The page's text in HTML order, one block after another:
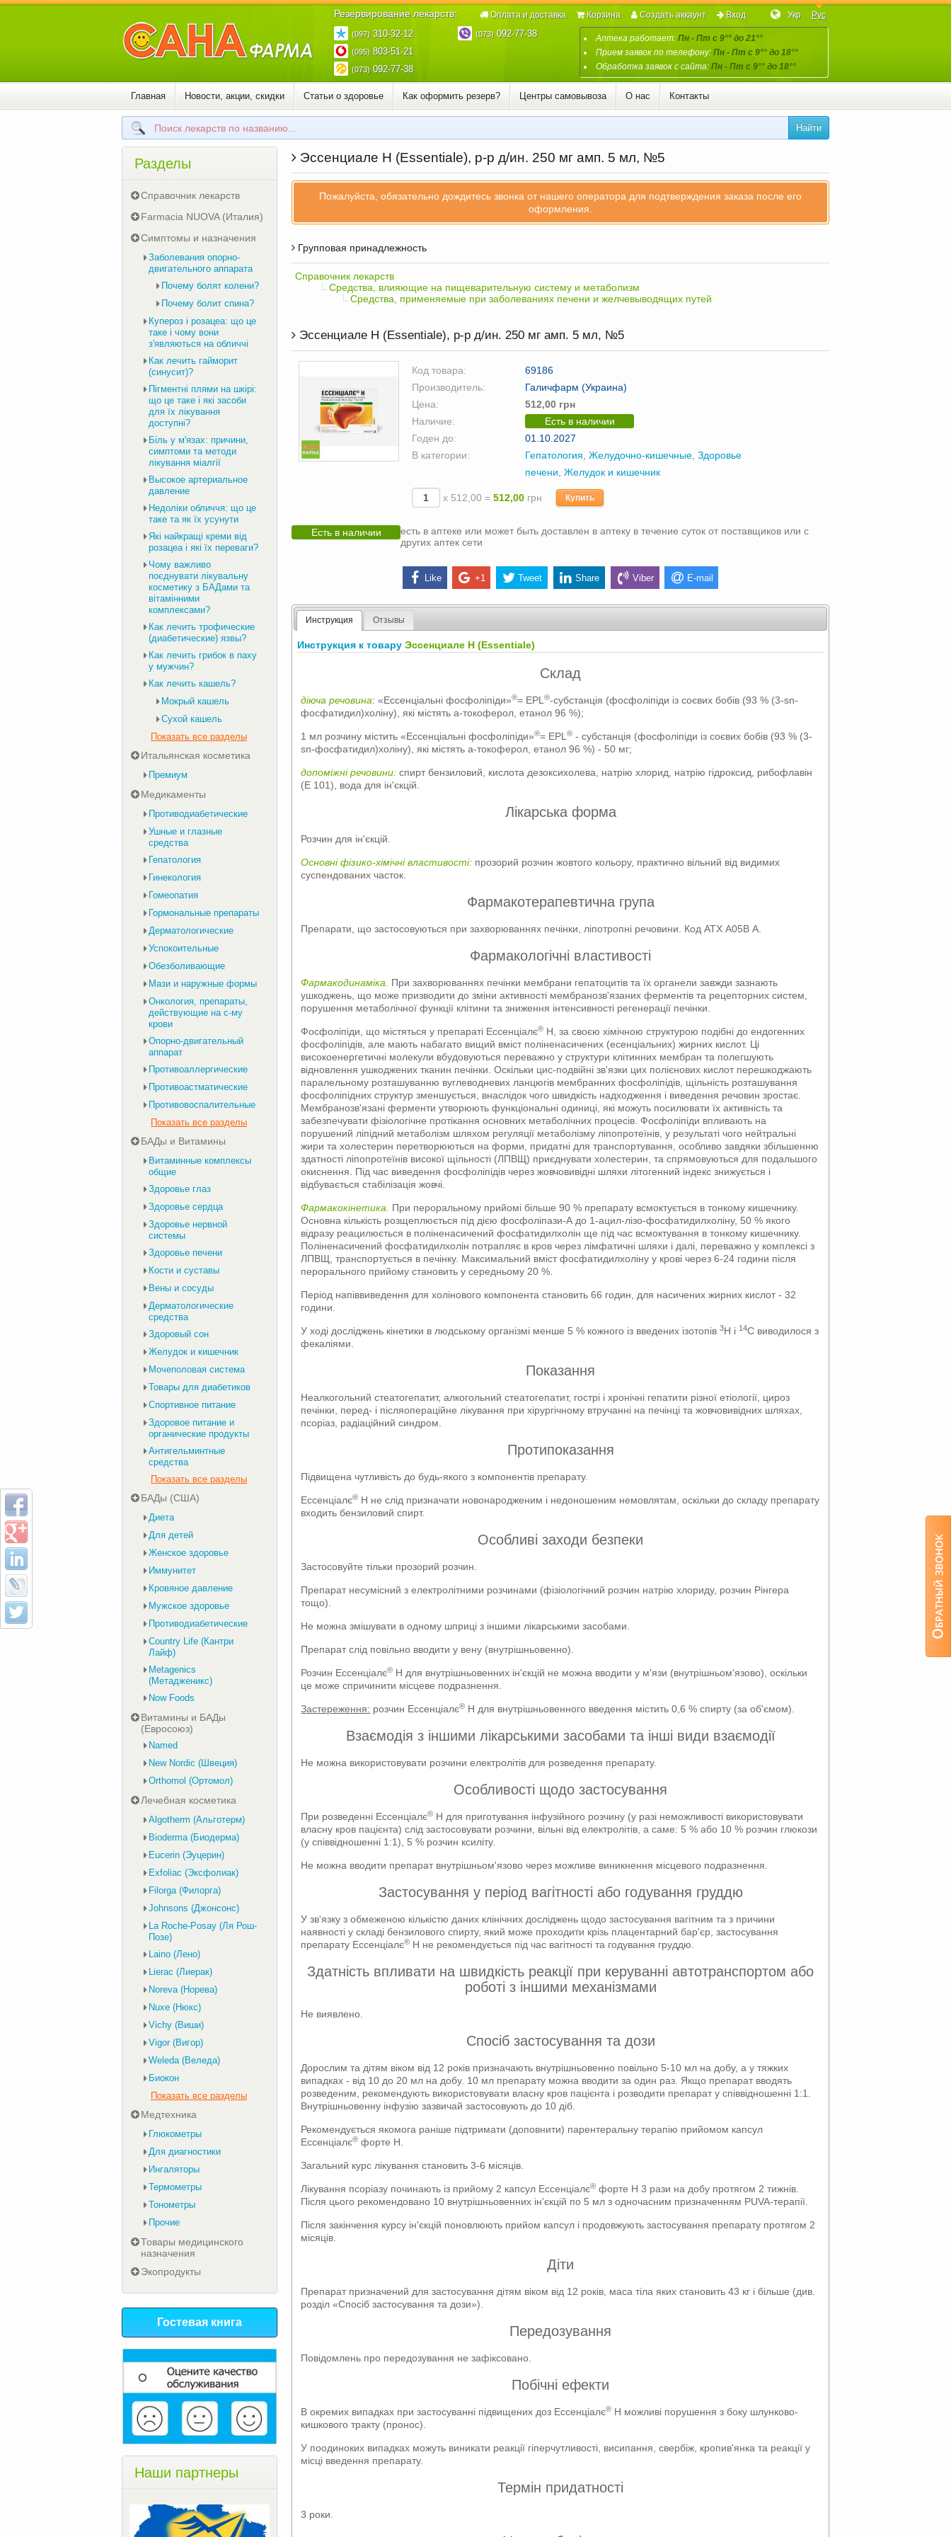
Резервирование лекарств:
(097)310-32-12
(095)803-51-21
(073)092-77-38
(073)092-77-38 Аптека работает:Пн - Пт с 9°° до 21°°
Прием заявок по телефону:Пн - Пт с 9°° до 18°°
Обработка заявок с сайта:Пн - Пт с 9°° до 18°°
Укр Рус
Оплата и доставка Корзина Создать аккаунт Вход
Главная Новости, акции, скидки Статьи о здоровье Как оформить резерв? Центры самовывоза О нас Контакты
Найти
Эссенциале Н (Essentiale), р-р д/ин. 250 мг амп. 5 мл, №5
Пожалуйста, обязательно дождитесь звонка от нашего оператора для подтверждения заказа после его
оформления.
Групповая принадлежность
Справочник лекарств
Средства, влияющие на пищеварительную систему и метаболизм
Средства, применяемые при заболеваниях печени и желчевыводящих путей
Эссенциале Н (Essentiale), р-р д/ин. 250 мг амп. 5 мл, №5
Код товара:
69186
Производитель:
Галичфарм (Украина)
Цена:
512,00 грн
Наличие:
Есть в наличии
Годен до:
01.10.2027
В категории:
Гепатология Желудочно-кишечные Здоровье
печени Желудок и кишечник
х 512,00 = 512,00 грн Купить
Есть в наличии
есть в аптеке или может быть доставлен в аптеку в течение суток от поставщиков или с
других аптек сети
Like +1 Tweet Share Viber E-mail
Инструкция Отзывы
Инструкция к товаруЭссенциале Н (Essentiale)
Склад
діюча речовина: «Ессенціальні фосфоліпіди»®= EPL®-субстанція (фосфоліпіди із соєвих бобів (93 % (3-sn-
фосфатидил)холіну), які містять a-токоферол, етанол 96 %);
1 мл розчину містить «Ессенціальні фосфоліпіди»®= EPL® - субстанція (фосфоліпіди із соєвих бобів (93 % (3-
sn-фосфатидил)холіну), які містять a-токоферол, етанол 96 %) - 50 мг;
допоміжні речовини: спирт бензиловий, кислота дезоксихолева, натрію хлорид, натрію гідроксид, рибофлавін
(Е 101), вода для ін'єкцій.
Лікарська форма
Розчин для ін'єкцій.
Основні фізико-хімічні властивості: прозорий розчин жовтого кольору, практично вільний від видимих
суспендованих часток.
Фармакотерапевтична група
Препарати, що застосовуються при захворюваннях печінки, ліпотропні речовини. Код АТХ А05В А.
Фармакологічні властивості
Фармакодинаміка.
При захворюваннях печінки мембрани гепатоцитів та їх органели завжди зазнають
ушкоджень, що може призводити до зміни активності мембранозв'язаних ферментів та рецепторних систем,
порушення метаболічної функції клітини та зниження інтенсивності регенерації печінки.
Фосфоліпіди, що містяться у препараті Ессенціалє® Н, за своєю хімічною структурою подібні до ендогенних
фосфоліпідів, але мають набагато вищий вміст поліненасичених (есенціальних) жирних кислот. Ці
високоенергетичні молекули вбудовуються переважно у структури клітинних мембран та полегшують
відновлення ушкоджених тканин печінки. Оскільки цис-подвійні зв'язки цих полієнових кислот перешкоджають
паралельному розташуванню вуглеводневих ланцюгів мембранних фосфоліпідів, щільність розташування
фосфоліпідних структур зменшується, внаслідок чого швидкість надходження і виведення речовин зростає.
Мембранозв'язані ферменти утворюють функціональні одиниці, які можуть посилювати їх активність та
забезпечувати фізіологічне протікання основних метаболічних процесів. Фосфоліпіди впливають на
порушений ліпідний метаболізм шляхом регуляції метаболізму ліпопротеїнів, у результаті чого нейтральні
жири та холестерин перетворюються на форми, придатні для транспортування, особливо завдяки збільшенню
здатності ліпопротеїнів високої щільності (ЛПВЩ) приєднувати холестерин, та спрямовуються для подальшого
окиснення. Під час виведення фосфоліпідів через жовчовивідні шляхи літогенний індекс знижується і
відбувається стабілізація жовчі.
Фармакокінетика.
При пероральному прийомі більше 90 % препарату всмоктується в тонкому кишечнику.
Основна кількість розщеплюється під дією фосфоліпази-А до 1-ацил-лізо-фосфатидилхоліну, 50 % якого
відразу реацилюється в поліненасичений фосфатидилхолін ще під час всмоктування в тонкому кишечнику.
Поліненасичений фосфатидилхолін потрапляє в кров через лімфатичні шляхи і далі, переважно у комплексі з
ЛПВЩ, транспортується в печінку. Максимальний вміст фосфатидилхоліну у крові через 6-24 години після
перорального прийому становить у середньому 20 %.
Період напіввиведення для холінового компонента становить 66 годин, для насичених жирних кислот - 32
години.
У ході досліджень кінетики в людському організмі менше 5 % кожного із введених ізотопів3Н і 14С виводилося з
фекаліями.
Показання
Неалкогольний стеатогепатит, алкогольний стеатогепатит, гострі і хронічні гепатити різної етіології, цироз
печінки, перед- і післяопераційне лікування при хірургічному втручанні на печінці та жовчовивідних шляхах,
псоріаз, радіаційний синдром.
Протипоказання
Підвищена чутливість до будь-якого з компонентів препарату.
Ессенціалє® Н не слід призначати новонародженим і недоношеним немовлятам, оскільки до складу препарату
входить бензиловий спирт.
Особливі заходи безпеки
Застосовуйте тільки прозорий розчин.
Препарат несумісний з електролітними розчинами (фізіологічний розчин натрію хлориду, розчин Рінгера
тощо).
Не можна змішувати в одному шприці з іншими лікарськими засобами.
Препарат слід повільно вводити у вену (внутрішньовенно).
Розчин Ессенціалє® Н для внутрішньовенних ін'єкцій не можна вводити у м'язи (внутрішньом'язово), оскільки
це може спричинити місцеве подразнення.
Застереження: розчин Ессенціалє® Н для внутрішньовенного введення містить 0,6 % спирту (за об'ємом).
Взаємодія з іншими лікарськими засобами та інші види взаємодії
Не можна використовувати розчини електролітів для розведення препарату.
Особливості щодо застосування
При розведенні Ессенціалє® Н для приготування інфузійного розчину (у разі неможливості використовувати
власну кров пацієнта) слід застосовувати розчини, вільні від електролітів, а саме: 5 % або 10 % розчин глюкози
(у співвідношенні 1:1), 5 % розчин ксиліту.
Не можна вводити препарат внутрішньом'язово через можливе виникнення місцевого подразнення.
Застосування у період вагітності або годування груддю
У зв'язку з обмеженою кількістю даних клінічних досліджень щодо застосування вагітним та з причини
наявності у складі бензилового спирту, який може проходити крізь плацентарний бар'єр, застосування
препарату Ессенціалє® Н не рекомендується під час вагітності та годування груддю.
Здатність впливати на швидкість реакції при керуванні автотранспортом або
роботі з іншими механізмами
Не виявлено.
Спосіб застосування та дози
Дорослим та дітям віком від 12 років призначають внутрішньовенно повільно 5-10 мл на добу, а у тяжких
випадках - від 10 до 20 мл на добу. 10 мл препарату можна вводити за один раз. Якщо препарат вводять
розведеним, рекомендують використовувати власну кров пацієнта і розводити препарат у співвідношенні 1:1.
Внутрішньовенну інфузію зазвичай застосовують до 10 діб.
Рекомендується якомога раніше підтримати (доповнити) парентеральну терапію прийомом капсул
Ессенціалє® форте Н.
Загальний курс лікування становить 3-6 місяців.
Лікування псоріазу починають із прийому 2 капсул Ессенціалє® форте Н 3 рази на добу протягом 2 тижнів.
Після цього рекомендовано 10 внутрішньовенних ін'єкцій по 5 мл з одночасним призначенням PUVA-терапії.
Після закінчення курсу ін'єкцій поновлюють прийом капсул і продовжують застосування препарату протягом 2
місяців.
Діти
Препарат призначений для застосування дітям віком від 12 років, маса тіла яких становить 43 кг і більше (див.
розділ «Спосіб застосування та дози»).
Передозування
Повідомлень про передозування не зафіксовано.
Побічні ефекти
В окремих випадках при застосуванні підвищених доз Ессенціалє® Н можливі порушення з боку шлунково-
кишкового тракту (пронос).
У поодиноких випадках можуть виникати реакції гіперчутливості, висипання, свербіж, кропив'янка та реакції у
місці введення препарату.
Термін придатності
3 роки.
Разделы
Справочник лекарств
Farmacia NUOVA (Италия)
Симптомы и назначения
Заболевания опорно-
двигательного аппарата
Почему болят колени?
Почему болит спина?
Купероз і розацеа: що це
таке і чому вони
з'являються на обличчі
Как лечить гайморит
(синусит)?
Пігментні плями на шкірі:
що це таке і які засоби
для їх лікування
доступні?
Біль у м'язах: причини,
симптоми та методи
лікування міалгії
Высокое артериальное
давление
Недоліки обличчя: що це
таке та як їх усунути
Які найкращі креми від
розацеа і які їх переваги?
Чому важливо
поєднувати лікувальну
косметику з БАДами та
вітамінними
комплексами?
Как лечить трофические
(диабетические) язвы?
Как лечить грибок в паху
у мужчин?
Как лечить кашель?
Мокрый кашель
Сухой кашель
Показать все разделы
Итальянская косметика
Премиум
Медикаменты
Противодиабетические
Ушные и глазные
средства
Гепатология
Гинекология
Гомеопатия
Гормональные препараты
Дерматологические
Успокоительные
Обезболивающие
Мази и наружные формы
Онкология, препараты,
действующие на с-му
крови
Опорно-двигательный
аппарат
Противоаллергические
Противоастматические
Противовоспалительные
Показать все разделы
БАДы и Витамины
Витаминные комплексы
общие
Здоровье глаз
Здоровье сердца
Здоровье нервной
системы
Здоровье печени
Кости и суставы
Вены и сосуды
Дерматологические
средства
Здоровый сон
Желудок и кишечник
Мочеполовая система
Товары для диабетиков
Спортивное питание
Здоровое питание и
органические продукты
Антигельминтные
средства
Показать все разделы
БАДы (США)
Диета
Для детей
Женское здоровье
Иммунитет
Кровяное давление
Мужское здоровье
Противодиабетические
Country Life (Кантри
Лайф)
Metagenics
(Метадженикс)
Now Foods
Витамины и БАДы
(Евросоюз)
Named
New Nordic (Швеция)
Orthomol (Ортомол)
Лечебная косметика
Algotherm (Альготерм)
Bioderma (Биодерма)
Eucerin (Эуцерин)
Exfoliac (Эксфолиак)
Filorga (Филорга)
Johnsons (Джонсонс)
La Roche-Posay (Ля Рош-
Позе)
Laino (Лено)
Lierac (Лиерак)
Noreva (Норева)
Nuxe (Нюкс)
Vichy (Виши)
Vigor (Вигор)
Weleda (Веледа)
Биокон
Показать все разделы
Медтехника
Глюкометры
Для диагностики
Ингаляторы
Термометры
Тонометры
Прочие
Товары медицинского
назначения
Экопродукты
Гостевая книга
Наши партнеры